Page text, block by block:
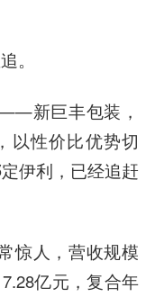
。
新巨丰包装，
以性价比优势切
伊利，已经追赶
惊人，营收规模
亿元，复合年